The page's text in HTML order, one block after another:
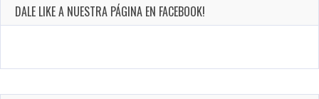
DALE LIKE A NUESTRA PÁGINA EN FACEBOOK!